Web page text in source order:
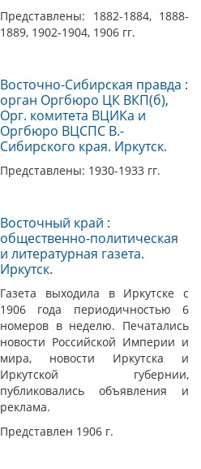
Представлены: 1882-1884, 1888-
1889, 1902-1904, 1906 гг.
Восточно-Сибирская правда :
орган Оргбюро ЦК ВКП(б),
Орг. комитета ВЦИКа и
Оргбюро ВЦСПС В.-
Сибирского края. Иркутск.
Представлены: 1930-1933 гг.
Восточный край :
общественно-политическая
и литературная газета.
Иркутск.
Газета выходила в Иркутске с
1906 года периодичностью 6
номеров в неделю. Печатались
новости Российской Империи и
мира, новости Иркутска и
Иркутской губернии,
публиковались объявления и
реклама.
Представлен 1906 г.